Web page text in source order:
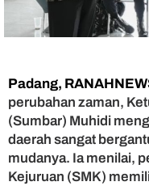
S
u
r
J
a
d
i
P
Padang,
perubahan zaman,
(Sumbar) Muhidi
daerah sangat
mudanya. Ia menilai,
Kejuruan (SMK)